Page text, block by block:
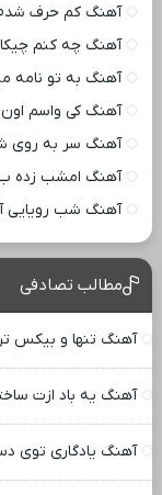
آهنگ کم حرف
آهنگ چه کنم
آهنگ به تو نامه
آهنگ کی واسم
آهنگ سر به روی
آهنگ امشب زده
آهنگ شب رویایی
مطالب تصادفی
آهنگ تنها و بیکس
آهنگ یه باد ازت
آهنگ یادگاری توی